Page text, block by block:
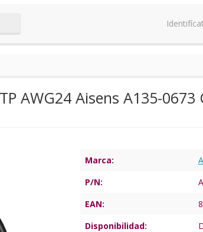
AWG24 Aisens A135-
Marca:
P/N:
EAN:
Disponibilidad: